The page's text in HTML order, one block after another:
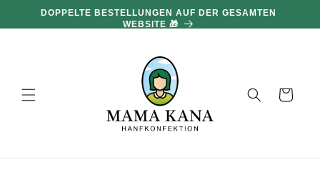
und zumDOPPELTE BESTELLUNGEN AUF DER GESAMTEN
WEBSITE 🎁
Warenkorb